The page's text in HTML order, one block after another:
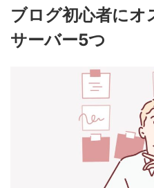
ブログ初心者に
サーバー5つ